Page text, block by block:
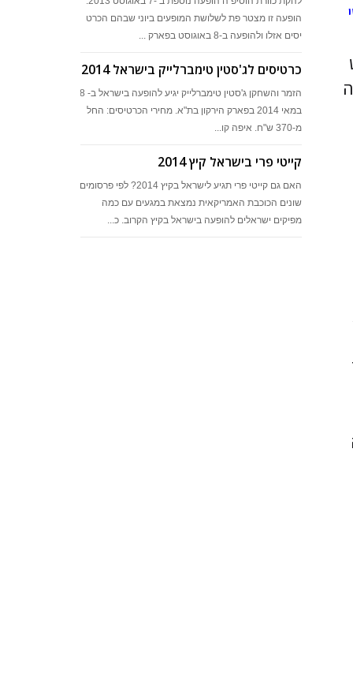
הופעה זו מצטר פת לשלושת המופעים ביוני שבהם הכרט
יסים אזלו ולהופעה ב-8 באוגוסט בפארק ...
כרטיסים לג'סטין טימברלייק בישראל 2014
הזמר והשחקן ג'סטין טימברלייק יגיע להופעה בישראל ב- 28
במאי 2014 בפארק הירקון בת"א. מחירי הכרטיסים: החל
מ-370 ש"ח. איפה קו...
קייטי פרי בישראל קיץ 2014
האם גם קייטי פרי תגיע לישראל בקיץ 2014? לפי פרסומים
שונים הכוכבת האמריקאית נמצאת במגעים עם כמה
מפיקים ישראלים להופעה בישראל בקיץ הקרוב. כ...